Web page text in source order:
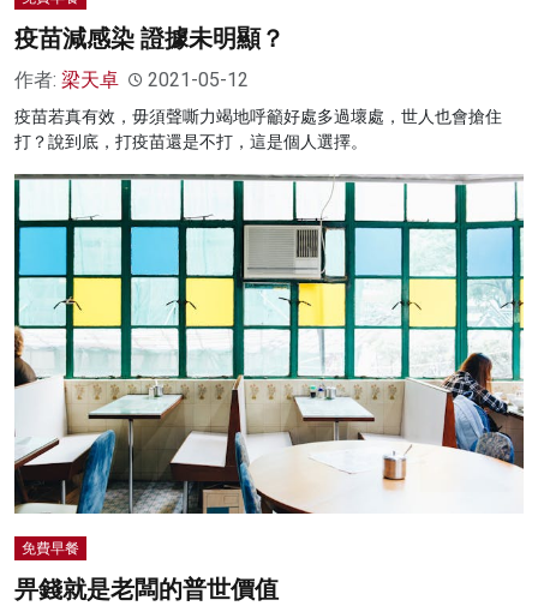
疫苗減感染 證據未明顯？
作者: 梁天卓 2021-05-12
疫苗若真有效，毋須聲嘶力竭地呼籲好處多過壞處，世人也會搶住
打？說到底，打疫苗還是不打，這是個人選擇。
免費早餐
畀錢就是老闆的普世價值